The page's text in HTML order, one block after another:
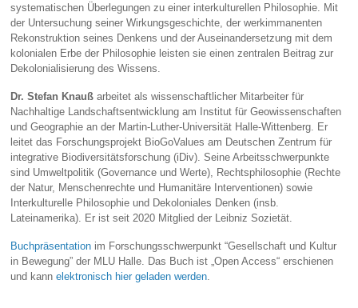
systematischen Überlegungen zu einer interkulturellen Philosophie. Mit
der Untersuchung seiner Wirkungsgeschichte, der werkimmanenten
Rekonstruktion seines Denkens und der Auseinandersetzung mit dem
kolonialen Erbe der Philosophie leisten sie einen zentralen Beitrag zur
Dekolonialisierung des Wissens.
Dr. Stefan Knauß arbeitet als wissenschaftlicher Mitarbeiter für
Nachhaltige Landschaftsentwicklung am Institut für Geowissenschaften
und Geographie an der Martin-Luther-Universität Halle-Wittenberg. Er
leitet das Forschungsprojekt BioGoValues am Deutschen Zentrum für
integrative Biodiversitätsforschung (iDiv). Seine Arbeitsschwerpunkte
sind Umweltpolitik (Governance und Werte), Rechtsphilosophie (Rechte
der Natur, Menschenrechte und Humanitäre Interventionen) sowie
Interkulturelle Philosophie und Dekoloniales Denken (insb.
Lateinamerika). Er ist seit 2020 Mitglied der Leibniz Sozietät.
Buchpräsentation im Forschungsschwerpunkt “Gesellschaft und Kultur
in Bewegung” der MLU Halle. Das Buch ist „Open Access“ erschienen
und kannelektronisch hier geladen werden